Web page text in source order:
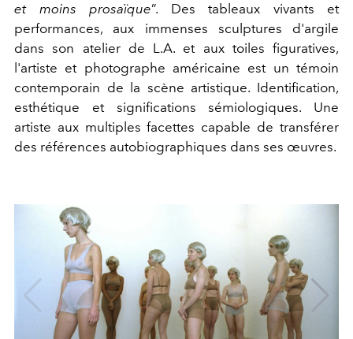
et moins prosaïque”. Des tableaux vivants et
performances, aux immenses sculptures d'argile
dans son atelier de L.A. et aux toiles figuratives,
l'artiste et photographe américaine est un témoin
contemporain de la scène artistique. Identification,
esthétique et significations sémiologiques. Une
artiste aux multiples facettes capable de transférer
des références autobiographiques dans ses œuvres.